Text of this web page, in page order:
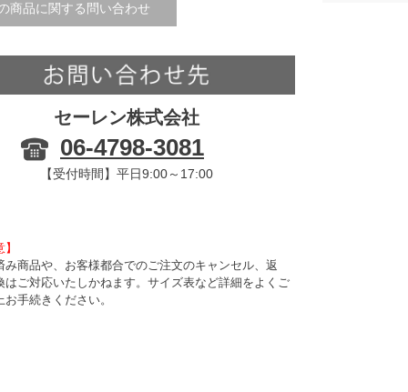
商品に関する問い合わせ
セーレン株式会社
06-4798-3081
【受付時間】平日9:00～17:00
み商品や、お客様都合でのご注文のキャンセル、返
はご対応いたしかねます。サイズ表など詳細をよくご
お手続きください。